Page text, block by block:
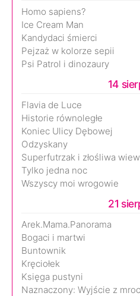
Homo sapiens?
Ice Cream Man
Kandydaci śmierci
Pejzaż w kolorze sepii
Psi Patrol i dinozaury
14
Flavia de Luce
Historie równoległe
Koniec Ulicy Dębowej
Odzyskany
Superfutrzak i złośliwa
Tylko jedna noc
Wszyscy moi wrogowie
21
Arek.Mama.Panorama
Bogaci i martwi
Buntownik
Kręciołek
Księga pustyni
Naznaczony: Wyjście z